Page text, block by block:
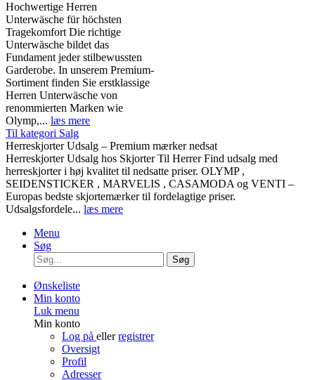
Hochwertige Herren
Unterwäsche für höchsten
Tragekomfort Die richtige
Unterwäsche bildet das
Fundament jeder stilbewussten
Garderobe. In unserem Premium-
Sortiment finden Sie erstklassige
Herren Unterwäsche von
renommierten Marken wie
Olymp,... læs mere
Til kategori Salg
Herreskjorter Udsalg – Premium mærker nedsat
Herreskjorter Udsalg hos Skjorter Til Herrer Find udsalg med
herreskjorter i høj kvalitet til nedsatte priser. OLYMP ,
SEIDENSTICKER , MARVELIS , CASAMODA og VENTI –
Europas bedste skjortemærker til fordelagtige priser.
Udsalgsfordele... læs mere
Menu
Søg
Søg
Ønskeliste
Min konto
Luk menu
Min konto
Log på ellerregistrer
Oversigt
Profil
Adresser